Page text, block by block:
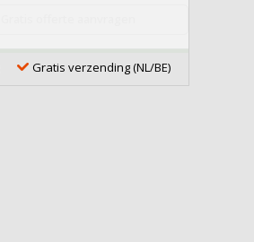
Gratis verzending (NL/BE)